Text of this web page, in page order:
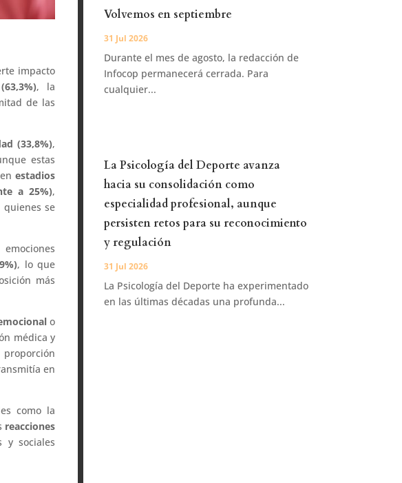
impacto
, la
de las
(33,8%),
estas
enestadios
a 25%),
quienes se
, lo que
más
o
médica y
en
como la
reacciones
y sociales
Volvemos en septiembre
31 Jul 2026
Durante el mes de agosto, la redacción de
Infocop permanecerá cerrada. Para
cualquier...
La Psicología del Deporte avanza
hacia su consolidación como
especialidad profesional, aunque
persisten retos para su reconocimiento
y regulación
31 Jul 2026
La Psicología del Deporte ha experimentado
en las últimas décadas una profunda...